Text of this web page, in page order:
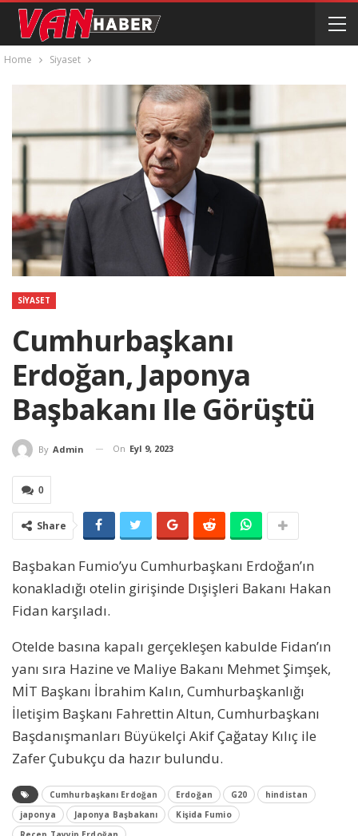
Home Siyaset
SIYASET
Cumhurbaşkanı
Erdoğan, Japonya
Başbakanı Ile Görüştü
By Admin On Eyl 9, 2023
0
Share
Başbakan Fumio’yu Cumhurbaşkanı Erdoğan’ın
konakladığı otelin girişinde Dışişleri Bakanı Hakan
Fidan karşıladı.
Otelde basına kapalı gerçekleşen kabulde Fidan’ın
yanı sıra Hazine ve Maliye Bakanı Mehmet Şimşek,
MİT Başkanı İbrahim Kalın, Cumhurbaşkanlığı
İletişim Başkanı Fahrettin Altun, Cumhurbaşkanı
Başdanışmanları Büyükelçi Akif Çağatay Kılıç ile
Zafer Çubukçu da hazır bulundu.
Cumhurbaşkanı Erdoğan Erdoğan G20
hindistan
japonya
Japonya Başbakanı
Kişida Fumio